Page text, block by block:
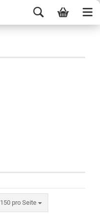
150 pro Seite